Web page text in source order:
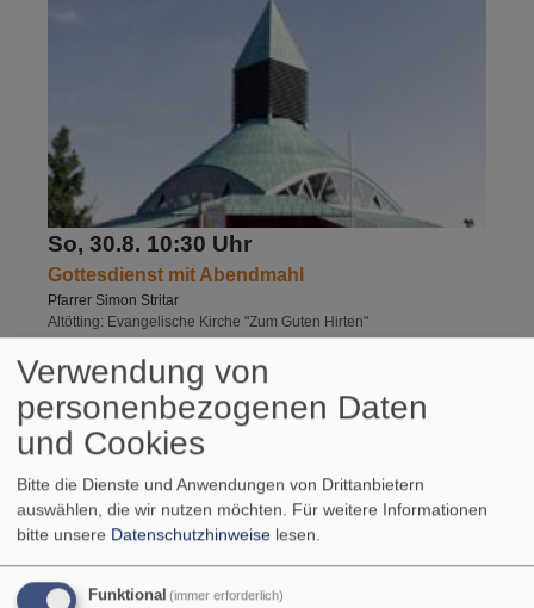
So, 30.8. 10:30 Uhr
Gottesdienst mit Abendmahl
Pfarrer Simon Stritar
Altötting
Evangelische Kirche "Zum Guten Hirten"
Verwendung von
personenbezogenen Daten
und Cookies
Bitte die Dienste und Anwendungen von Drittanbietern
auswählen, die wir nutzen möchten. Für weitere Informationen
bitte unsere Datenschutzhinweise lesen.
Funktional (immer erforderlich)